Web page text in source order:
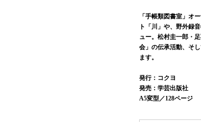
「手帳類図書室」オ
ト「川」や、野外録
ュー。松村圭一郎・
会」の伝承活動、そ
ます。
発行：コクヨ
発売：学芸出版社
A5変型／128ページ